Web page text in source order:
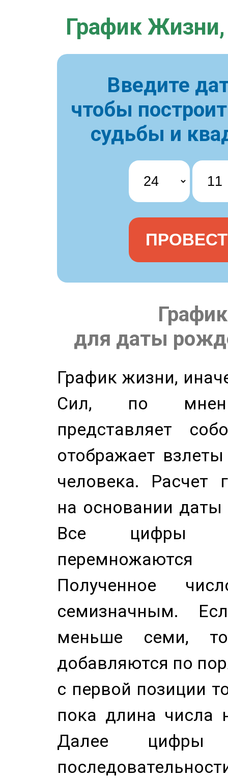
График Жизни,
Введите
чтобы
судьбы и
для даты
График жизни,
Сил, по
представляет
отображает
человека. Расчет
на основании
Все цифры
Полученное
семизначным.
меньше семи,
добавляются по
с первой позиции
пока длина числа
Далее цифры